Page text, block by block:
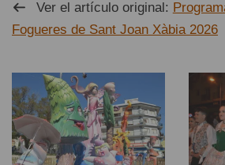
Ver el artículo original:
Fogueres de Sant Joan Xàbia 2026